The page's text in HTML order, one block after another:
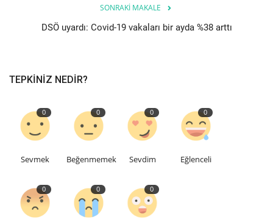
SONRAKI MAKALE
DSÖ uyardı: Covid-19 vakaları bir ayda %38 arttı
TEPKINIZ NEDIR?
0
Sevmek
0
Beğenmemek
0
Sevdim
0
Eğlenceli
0 0 0